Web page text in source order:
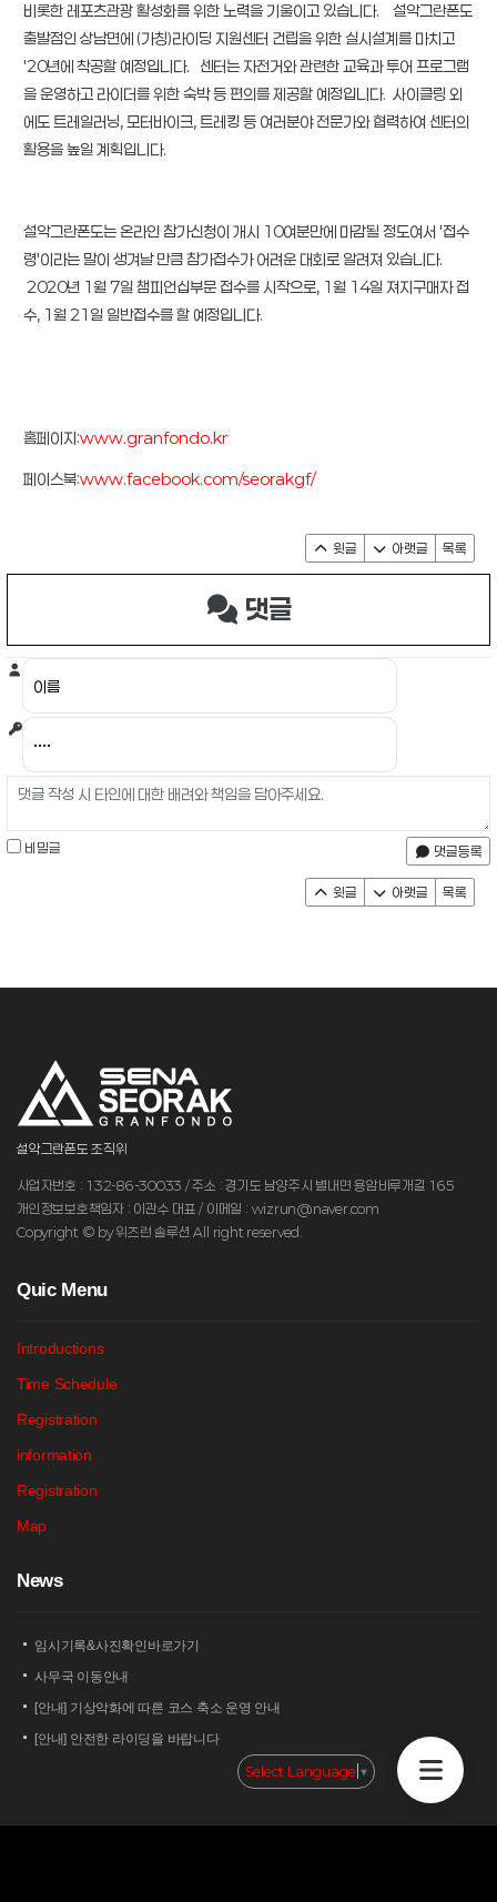
Select Language ▼
비롯한 레포츠관광 활성화를 위한 노력을 기울이고 있습니다. 설악그란폰도
출발점인 상남면에 (가칭)라이딩 지원센터 건립을 위한 실시설계를 마치고
'20년에 착공할 예정입니다. 센터는 자전거와 관련한 교육과 투어 프로그램
을 운영하고 라이더를 위한 숙박 등 편의를 제공할 예정입니다. 사이클링 외
에도 트레일러닝, 모터바이크, 트레킹 등 여러분야 전문가와 협력하여 센터의
활용을 높일 계획입니다.
설악그란폰도는 온라인 참가신청이 개시 10여분만에 마감될 정도여서 '접수
령'이라는 말이 생겨날 만큼 참가접수가 어려운 대회로 알려져 있습니다.
2020년 1월 7일 챔피언십부문 접수를 시작으로, 1월 14일 져지구매자 접
수, 1월 21일 일반접수를 할 예정입니다.
홈페이지:www.granfondo.kr
페이스북:www.facebook.com/seorakgf/
윗글 아랫글 목록
댓글
비밀글 댓글등록
윗글 아랫글 목록
설악그란폰도 조직위
사업자번호 : 132-86-30033 / 주소 : 경기도 남양주시 별내면 용암비루개길 165
개인정보보호책임자 : 이관수 대표 / 이메일 : wizrun@naver.com
Copyright © by 위즈런 솔루션 All right reserved.
Quic Menu
Introductions
Time Schedule
Registration
information
Registration
Map
News
임시기록&사진확인바로가기
사무국 이동안내
[안내] 기상악화에 따른 코스 축소 운영 안내
[안내] 안전한 라이딩을 바랍니다
[안내] 상남 부녀회 김밥 단체주문 및 먹거리 부스 운영 안내